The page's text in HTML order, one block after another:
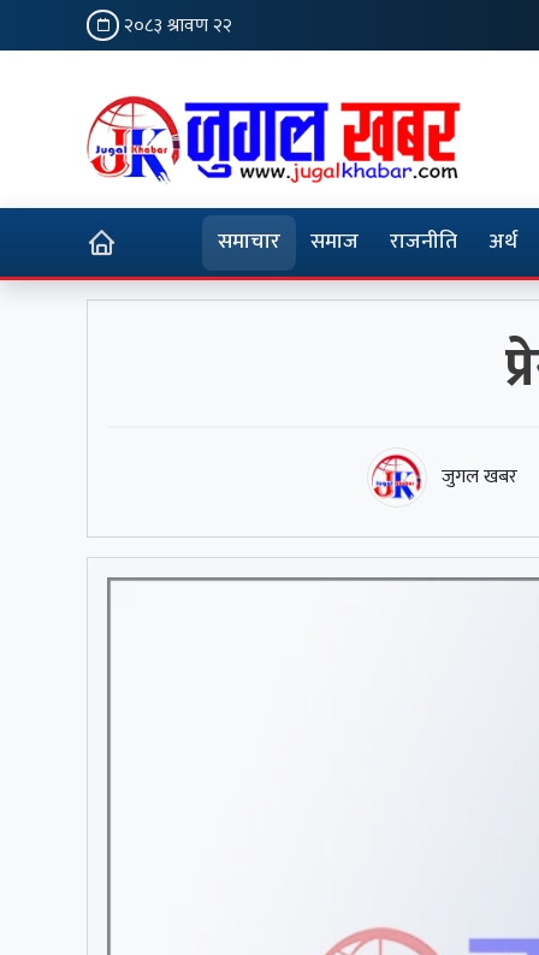
२०८३ श्रावण २२
समाचार समाज राजनीति अर्थ
जुगल खबर